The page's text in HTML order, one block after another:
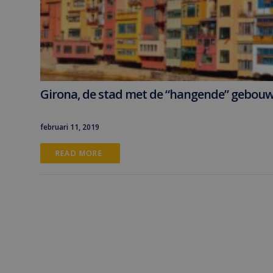
Girona, de stad met de “hangende”
februari 11, 2019
READ MORE